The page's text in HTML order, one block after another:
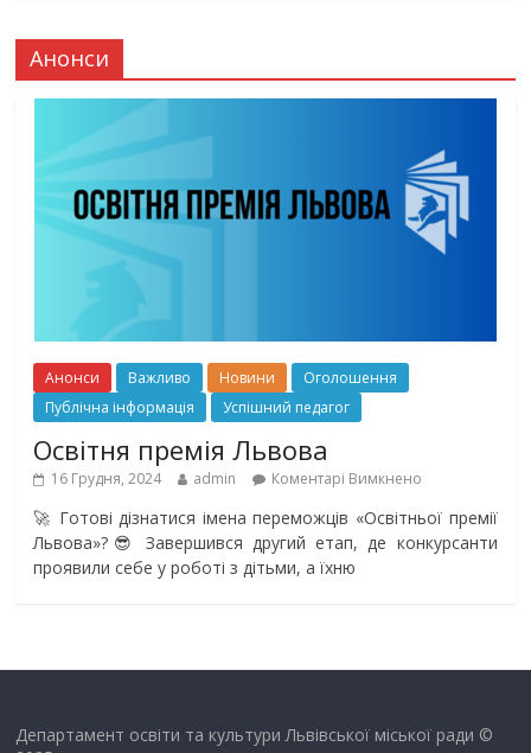
Анонси
Анонси Важливо Новини
Оголошення
Публічна інформація
Успішний педагог
Освітня премія Львова
16 Грудня, 2024 admin Коментарі Вимкнено
🚀 Готові дізнатися імена переможців «Освітньої премії
Львова»?😎 Завершився другий етап, де конкурсанти
проявили себе у роботі з дітьми, а їхню
Департамент освіти та культури Львівської міської ради ©